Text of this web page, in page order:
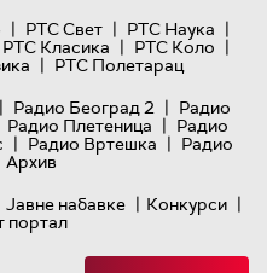
| РТС Свет | РТС Наука |
РТС Класика | РТС Коло |
| РТС Полетарац
| Радио Београд 2 | Радио
Радио Плетеница | Радио
| Радио Вртешка | Радио
Архив
Јавне набавке | Конкурси |
портал